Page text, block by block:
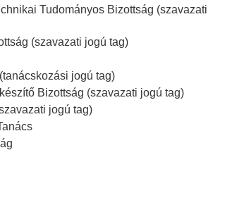
Tudományos Bizottság (szavazati
(szavazati jogú tag)
jogú tag)
Bizottság (szavazati jogú tag)
jogú tag)